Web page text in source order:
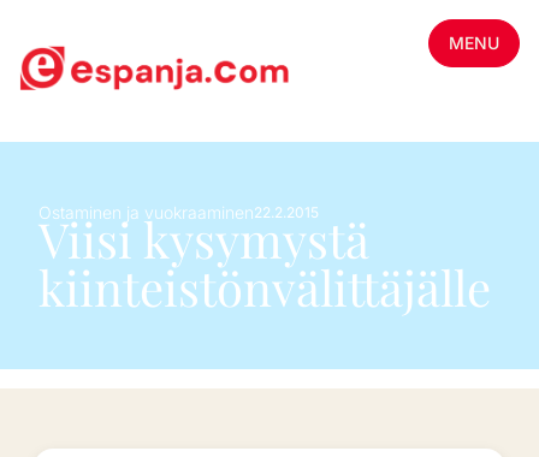
MENU
Ostaminen ja vuokraaminen22.2.2015
Viisi kysymystä
kiinteistönvälittäjälle